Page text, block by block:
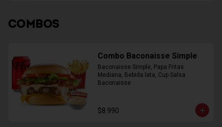
COMBOS
Combo Baconaisse Simple
Baconaisse Simple, Papa Fritas
Mediana, Bebida lata, Cup Salsa
Baconaisse
$8.990